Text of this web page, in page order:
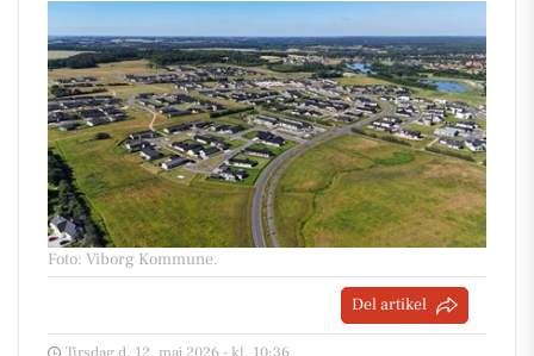
Foto: Viborg Kommune.
Del artikel